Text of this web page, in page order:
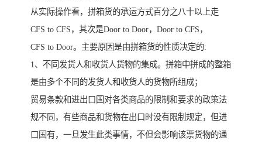
从实际操作看，拼箱货的承运方式百分之八十以上走
CFS to CFS，其次是Door to Door，Door to CFS，
CFS to Door。主要原因是由拼箱货的性质决定的:
1、不同发货人和收货人货物的集成。拼箱中拼成的整箱
是由多个不同的发货人和收货人的货物所组成；
贸易条款和进出口国对各类商品的限制和要求的政策法
规不同，有些商品和货物在出口时没有限制规定，但进
口国有，一旦发生此类事情，不但会影响该票货物的通